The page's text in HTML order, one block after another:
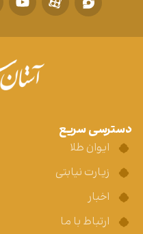
دسترسی سریع
ایوان طلا
زیارت نیابتی
اخبار
ارتباط با ما